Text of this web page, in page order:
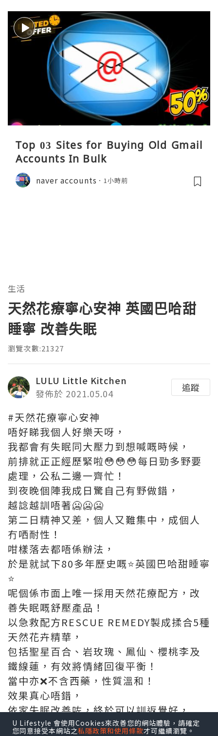
Top 03 Sites for Buying Old Gmail
Accounts In Bulk
naver accounts 1小時前
生活
天然花療寧心安神 英國巴哈甜
睡寧 改善失眠
瀏覽次數:21327
LULU Little Kitchen
發佈於 2021.05.04
追蹤
#天然花療寧心安神
唔好睇我個人好樂天呀，
我都會有失眠同大壓力到想喊嘅時候，
前排就正正經歷緊啦😳😳😳每日勁多野要
處理，公私二邊一齊忙！
到夜晚個陣我成日驚自己有野做錯，
越諗越訓唔著🥶🥶🥶
第二日精神又差，個人又難集中，成個人
冇哂耐性！
咁樣落去都唔係辦法，
於是就試下80多年歷史嘅⭐️英國巴哈甜睡寧
⭐️
呢個係市面上唯一採用天然花療配方，改
善失眠嘅舒壓產品！
以急救配方RESCUE REMEDY製成揉合5種
天然花卉精華，
包括聖星百合、岩玫瑰、鳳仙、櫻桃李及
鐵線蓮，有效將情緒回復平衡！
當中亦❌不含西藥，性質溫和！
效果真心唔錯，
依家失眠改善咗，終於可以訓返覺好，
心情都好左💪🏻💪🏻💪🏻
U Lifestyle 會使用Cookies來改善您的網站體驗，請確定
您同意接受本網站之私隱政策和使用條款才可繼續瀏覽。